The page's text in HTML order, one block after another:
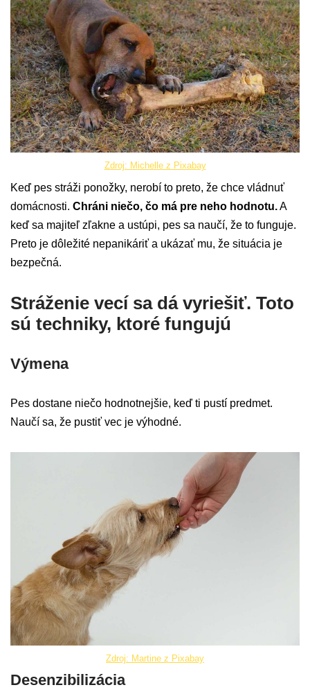
Zdroj: Michelle z Pixabay
Keď pes stráži ponožky, nerobí to preto, že chce vládnuť
domácnosti. Chráni niečo, čo má pre neho hodnotu.A
keď sa majiteľ zľakne a ustúpi, pes sa naučí, že to funguje.
Preto je dôležité nepanikáriť a ukázať mu, že situácia je
bezpečná.
Stráženie vecí sa dá vyriešiť. Toto
sú techniky, ktoré fungujú
Výmena
Pes dostane niečo hodnotnejšie, keď ti pustí predmet.
Naučí sa, že pustiť vec je výhodné.
Zdroj: Martine z Pixabay
Desenzibilizácia